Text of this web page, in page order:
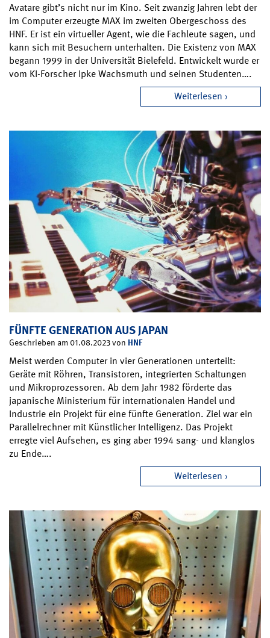
Avatare gibt’s nicht nur im Kino. Seit zwanzig Jahren lebt der
im Computer erzeugte MAX im zweiten Obergeschoss des
HNF. Er ist ein virtueller Agent, wie die Fachleute sagen, und
kann sich mit Besuchern unterhalten. Die Existenz von MAX
begann 1999 in der Universität Bielefeld. Entwickelt wurde er
vom KI-Forscher Ipke Wachsmuth und seinen Studenten….
Weiterlesen
FÜNFTE GENERATION AUS JAPAN
Geschrieben am 01.08.2023 von HNF
Meist werden Computer in vier Generationen unterteilt:
Geräte mit Röhren, Transistoren, integrierten Schaltungen
und Mikroprozessoren. Ab dem Jahr 1982 förderte das
japanische Ministerium für internationalen Handel und
Industrie ein Projekt für eine fünfte Generation. Ziel war ein
Parallelrechner mit Künstlicher Intelligenz. Das Projekt
erregte viel Aufsehen, es ging aber 1994 sang- und klanglos
zu Ende….
Weiterlesen